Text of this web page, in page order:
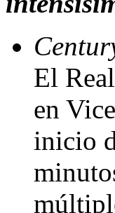
El
en
inicio